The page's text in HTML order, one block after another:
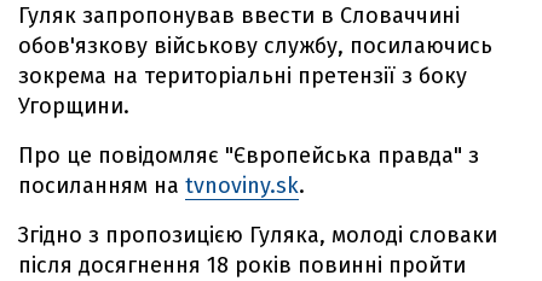
Гуляк запропонував ввести в Словаччині
обов'язкову військову службу, посилаючись
зокрема на територіальні претензії з боку
Угорщини.
Про це повідомляє "Європейська правда" з
посиланням на tvnoviny.sk.
Згідно з пропозицією Гуляка, молоді словаки
після досягнення 18 років повинні пройти